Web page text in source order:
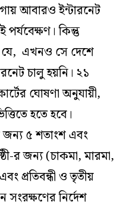
আবারও ইন্টারনেট
কিন্তু
এখনও সে দেশে
চালু হয়নি। ২১
ঘোষণা অনুযায়ী,
হতে হবে।
জন্য ৫ শতাংশ এবং
র জন্য (চাকমা, মারমা,
প্রতিবন্ধী ও তৃতীয়
নির্দেশ